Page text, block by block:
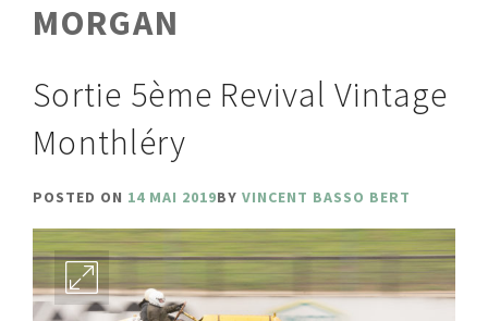
MORGAN
Sortie 5ème Revival Vintage
Monthléry
POSTED ON 14 MAI 2019BY VINCENT BASSO BERT